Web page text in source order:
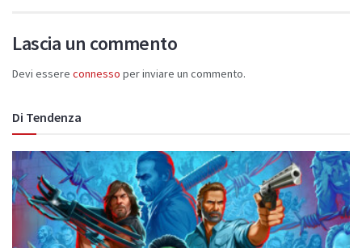
Lascia un commento
Devi essere connesso per inviare un commento.
Di Tendenza